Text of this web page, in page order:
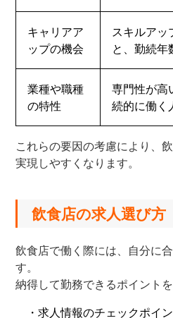
キャリアア
ップの機会
スキルアッ
と、勤続年
業種や職種
の特性
専門性が高
続的に働く
これらの要因の考慮により、
実現しやすくなります。
飲食店の求人選び方
飲食店で働く際には、自分に
す。
納得して勤務できるポイント
・求人情報のチェックポイ